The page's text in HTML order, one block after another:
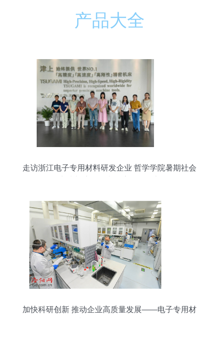
产品大全
走访浙江电子专用材料研发企业 哲学学院暑期社会
加快科研创新 推动企业高质量发展——电子专用材